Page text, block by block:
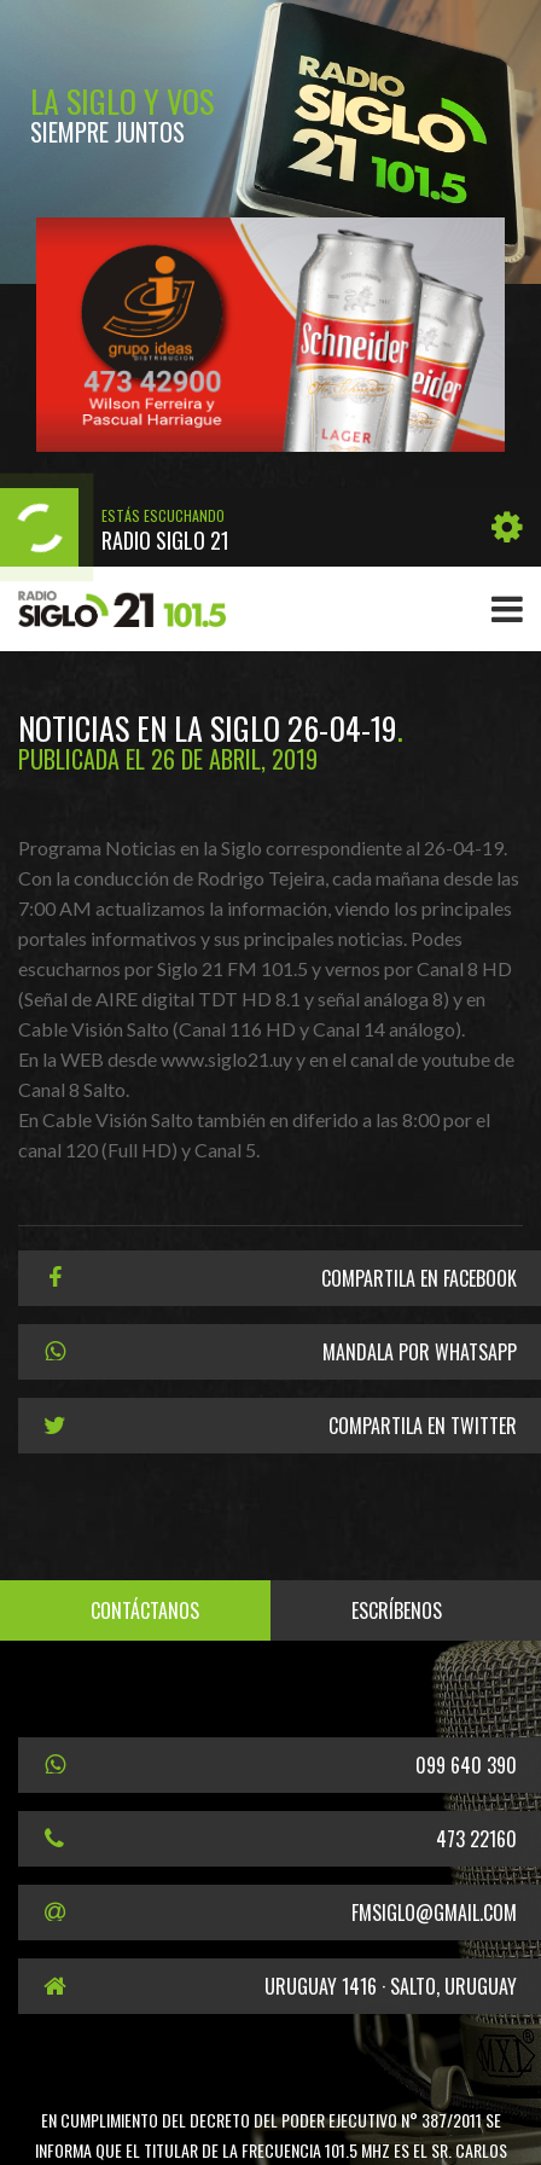
LA SIGLO Y VOS
SIEMPRE JUNTOS
ESTÁS ESCUCHANDO
RADIO SIGLO 21
NOTICIAS EN LA SIGLO 26-04-19
PUBLICADA EL 26 DE ABRIL, 2019
Programa Noticias en la Siglo correspondiente al 26-04-19.
Con la conducción de Rodrigo Tejeira, cada mañana desde las
7:00 AM actualizamos la información, viendo los principales
portales informativos y sus principales noticias. Podes
escucharnos por Siglo 21 FM 101.5 y vernos por Canal 8 HD
(Señal de AIRE digital TDT HD 8.1 y señal análoga 8) y en
Cable Visión Salto (Canal 116 HD y Canal 14 análogo).
En la WEB desde www.siglo21.uy y en el canal de youtube de
Canal 8 Salto.
En Cable Visión Salto también en diferido a las 8:00 por el
canal 120 (Full HD) y Canal 5.
COMPARTILA EN FACEBOOK
MANDALA POR WHATSAPP
COMPARTILA EN TWITTER
CONTÁCTANOS ESCRÍBENOS
099 640 390
473 22160
FMSIGLO@GMAIL.COM
URUGUAY 1416 · SALTO, URUGUAY
EN CUMPLIMIENTO DEL DECRETO DEL PODER EJECUTIVO N° 387/2011 SE
INFORMA QUE EL TITULAR DE LA FRECUENCIA 101.5 MHZ ES EL SR. CARLOS